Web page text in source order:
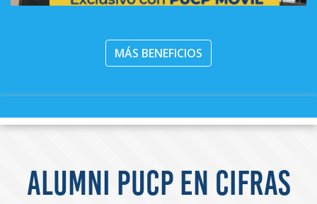
MÁS BENEFICIOS
ALUMNI PUCP EN CIFRAS